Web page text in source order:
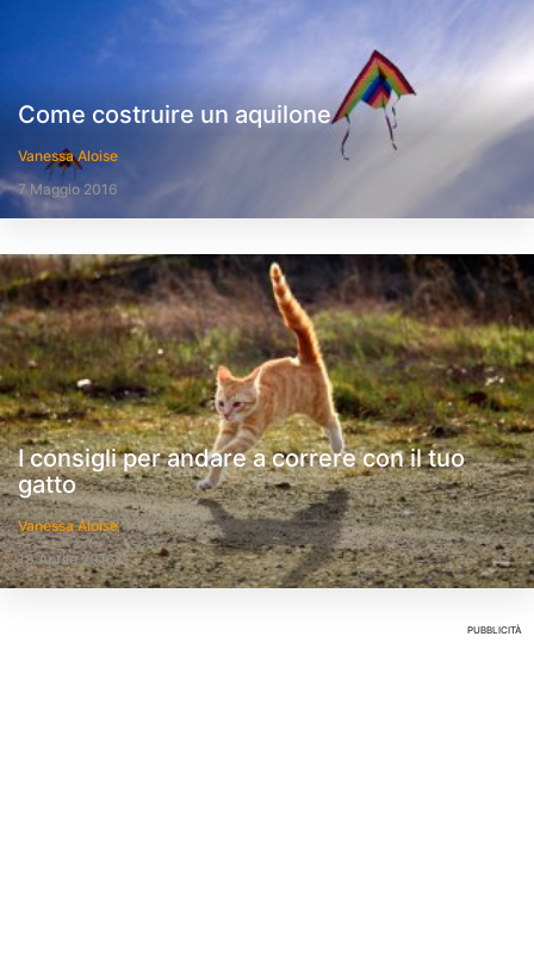
Come costruire un aquilone
Vanessa Aloise
7 Maggio 2016
I consigli per andare a correre con il tuo
gatto
Vanessa Aloise
18 Aprile 2016
PUBBLICITÀ